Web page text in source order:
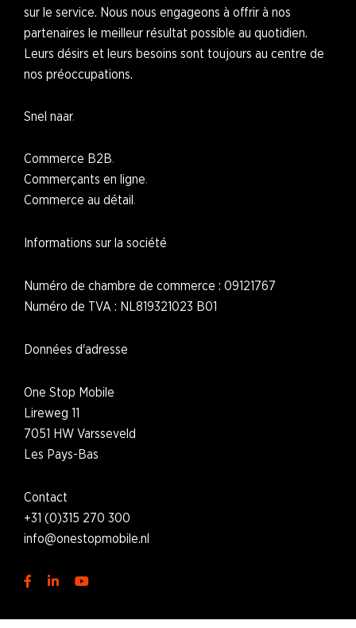
sur le service. Nous nous engageons à offrir à nos
partenaires le meilleur résultat possible au quotidien.
Leurs désirs et leurs besoins sont toujours au centre de
nos préoccupations.
Snel naar
Commerce B2B
Commerçants en ligne
Commerce au détail
Informations sur la société
Numéro de chambre de commerce : 09121767
Numéro de TVA : NL819321023 B01
Données d'adresse
One Stop Mobile
Lireweg 11
7051 HW Varsseveld
Les Pays-Bas
Contact
+31 (0)315 270 300
info@onestopmobile.nl